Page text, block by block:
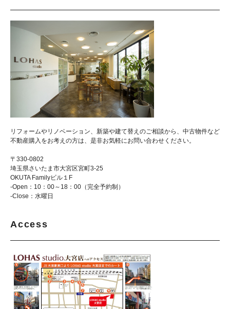
リフォームやリノベーション、新築や建て替えのご相談から、中古物件など
不動産購入をお考えの方は、是非お気軽にお問い合わせください。
〒330-0802
埼玉県さいたま市大宮区宮町3-25
OKUTA Familyビル１F
-Open：10：00～18：00（完全予約制）
-Close：水曜日
Access